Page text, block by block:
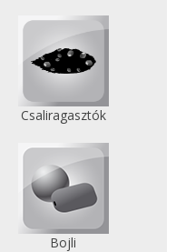
Csaliragasztók
Bojli